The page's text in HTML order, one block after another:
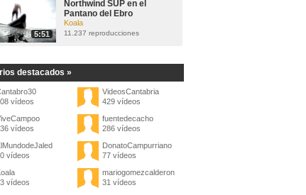
5:51
Northwind SUP en el
Pantano del Ebro
Koala
11.237 reproducciones
destacados »
vídeos
VideosCantabria
429 vídeos
vídeos
fuentedecacho
286 vídeos
vídeos
DonatoCampurriano
77 vídeos
vídeos
mariogomezcalderon
31 vídeos